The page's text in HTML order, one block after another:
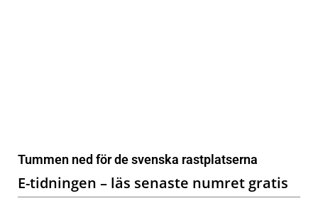
Tummen ned för de svenska rastplatserna
E-tidningen – läs senaste numret gratis